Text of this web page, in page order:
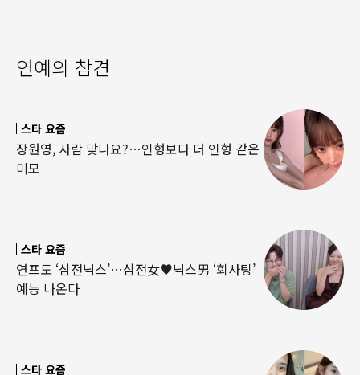
연예의 참견
스타 요즘
장원영, 사람 맞나요?…인형보다 더 인형 같은
미모
스타 요즘
연프도 ‘삼전닉스’…삼전女♥닉스男 ‘회사팅’
예능 나온다
스타 요즘